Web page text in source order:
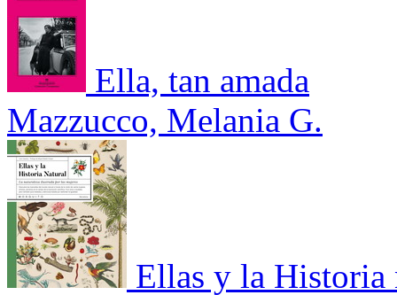
Ella, tan amada
Mazzucco, Melania G.
Ellas y la Historia